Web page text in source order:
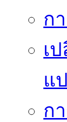
ก
เ
แ
ก